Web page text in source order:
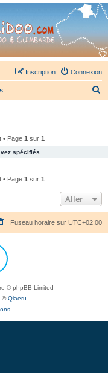
la communauté.
Connexion
Inscription
h
e
r
• Page 1 sur 1
spécifiés.
• Page 1 sur 1
Aller
Fuseau horaire sur UTC+02:00
© phpBB Limited
©Qiaeru